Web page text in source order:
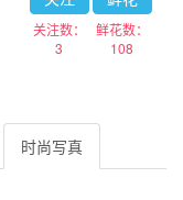
关注数：
3
鲜花数：
108
时尚写真